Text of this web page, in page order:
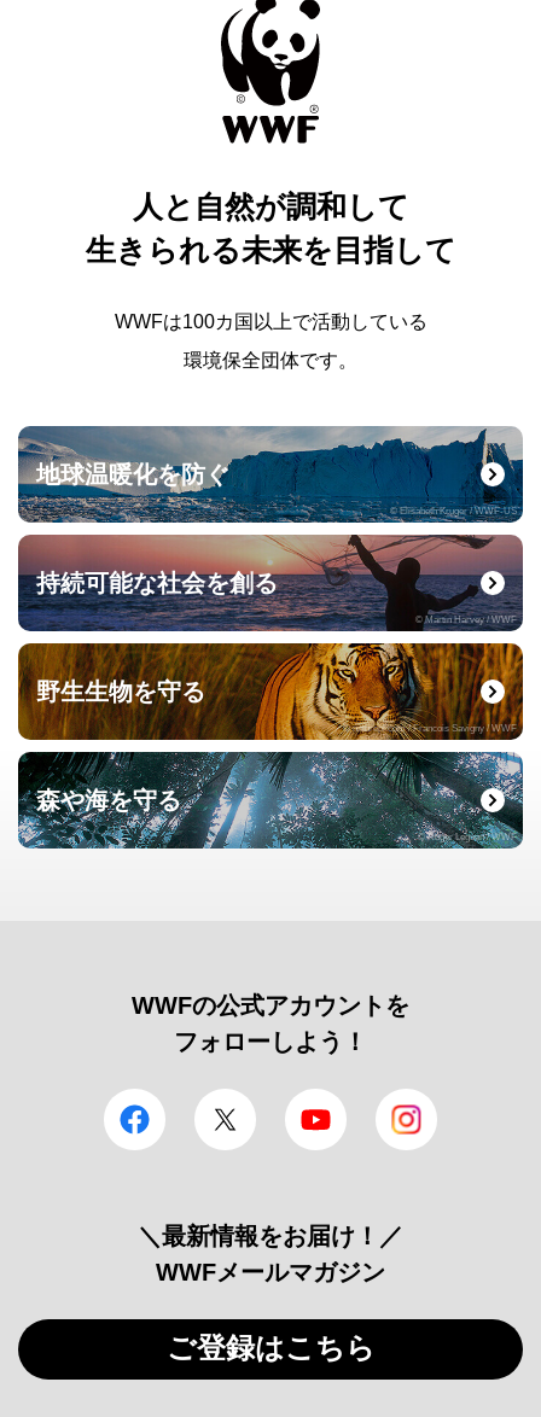
人と自然が調和して
生きられる未来を目指して
WWFは100カ国以上で活動している
環境保全団体です。
地球温暖化を防ぐ
© Elisabeth Kruger / WWF-US
持続可能な社会を創る
© Martin Harvey / WWF
野生生物を守る
© naturepl.com / Francois Savigny / WWF
森や海を守る
© Roger Leguen / WWF
WWFの公式アカウントを
フォローしよう！
facebook Twitter YouTube
＼最新情報をお届け！／
WWFメールマガジン
ご登録はこちら